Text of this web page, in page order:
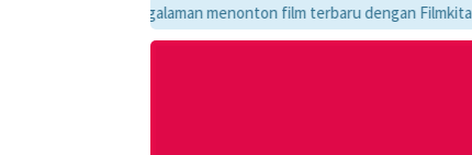
pengalaman menonton film terbaru dengan Filmkita21!